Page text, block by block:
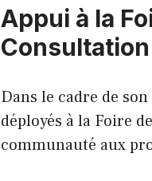
Appui à la
Dans le cadre de
déployés à la Foire
communauté aux